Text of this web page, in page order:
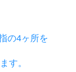
の4ヶ所を
す。